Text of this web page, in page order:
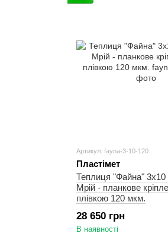
Артикул: fayna-3-10-120
Пластімет
Теплиця "Файна" 3х10
Мрій - планкове
плівкою 120 мкм.
28 650 грн
В наявності